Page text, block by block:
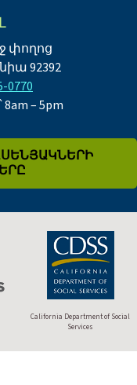
փողոց
92392
0770
– 5pm
California Department of Social
Services